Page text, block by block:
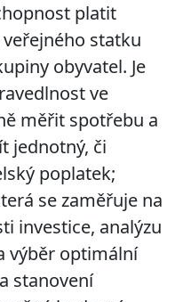
platit
statku
obyvatel. Je
ve
měřit spotřebu a
jednotný, či
poplatek;
se zaměřuje na
investice, analýzu
výběr optimální
stanovení